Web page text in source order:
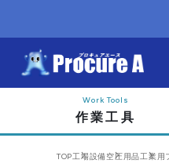
作業工具
TOP工場設備空圧用品工業用